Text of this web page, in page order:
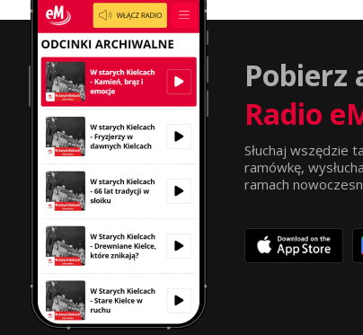
Pobierz
Radio
Słuchaj wszędzie
ramówkę,
ramach